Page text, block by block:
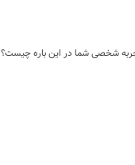
شخصی شما در این باره چیست؟